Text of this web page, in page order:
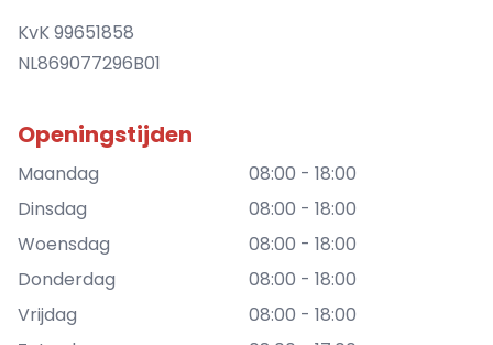
KvK 99651858
NL869077296B01
Openingstijden
Maandag
08:00 - 18:00
Dinsdag
08:00 - 18:00
Woensdag
08:00 - 18:00
Donderdag
08:00 - 18:00
Vrijdag
08:00 - 18:00